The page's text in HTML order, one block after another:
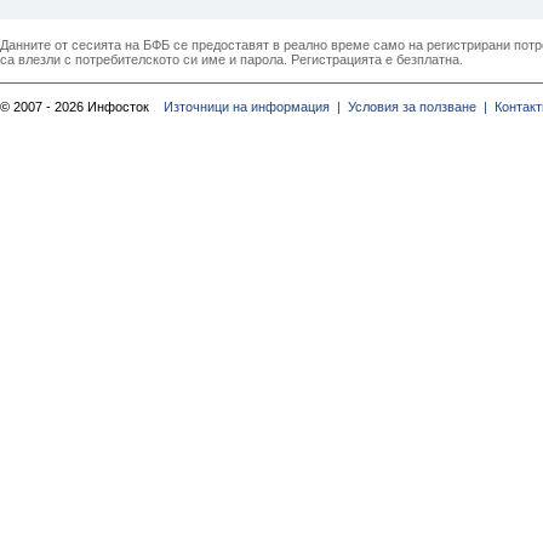
Данните от сесията на БФБ се предоставят в реално време само на регистрирани
са влезли с потребителското си име и парола. Регистрацията е безплатна.
© 2007 - 2026 Инфосток Източници на информация | Условия за ползване |